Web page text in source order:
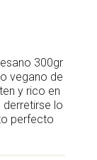
300gr
vegano de
y rico en
derretirse lo
perfecto